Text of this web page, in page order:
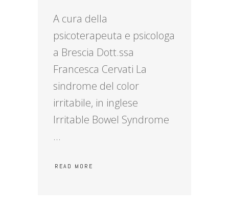
A cura della
psicoterapeuta e psicologa
a Brescia Dott.ssa
Francesca Cervati La
sindrome del color
irritabile, in inglese
Irritable Bowel Syndrome
READ MORE